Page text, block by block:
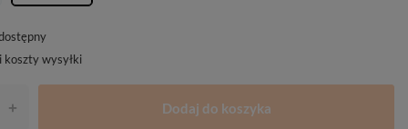
koszty wysyłki
+ Dodaj do koszyka